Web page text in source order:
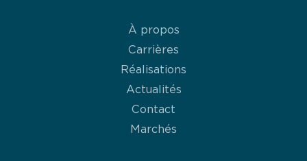
À propos
Carrières
Réalisations
Actualités
Contact
Marchés